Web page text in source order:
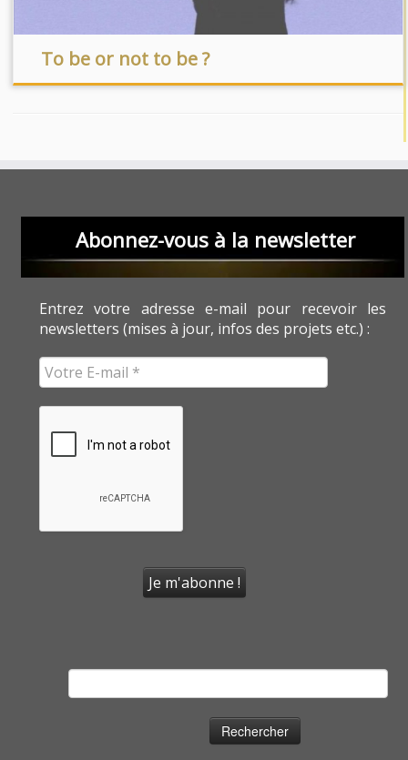
To be or not to be ?
Abonnez-vous à la newsletter
Entrez votre adresse e-mail pour recevoir les
newsletters (mises à jour, infos des projets etc.) :